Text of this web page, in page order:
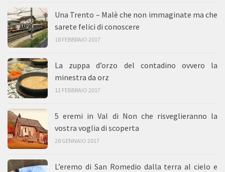
Una Trento – Malè che non immaginate ma che
sarete felici di conoscere
18 FEBBRAIO 2017
La zuppa d’orzo del contadino ovvero la
minestra da orz
12 FEBBRAIO 2017
5 eremi in Val di Non che risveglieranno la
vostra voglia di scoperta
28 GENNAIO 2017
L’eremo di San Romedio dalla terra al cielo e